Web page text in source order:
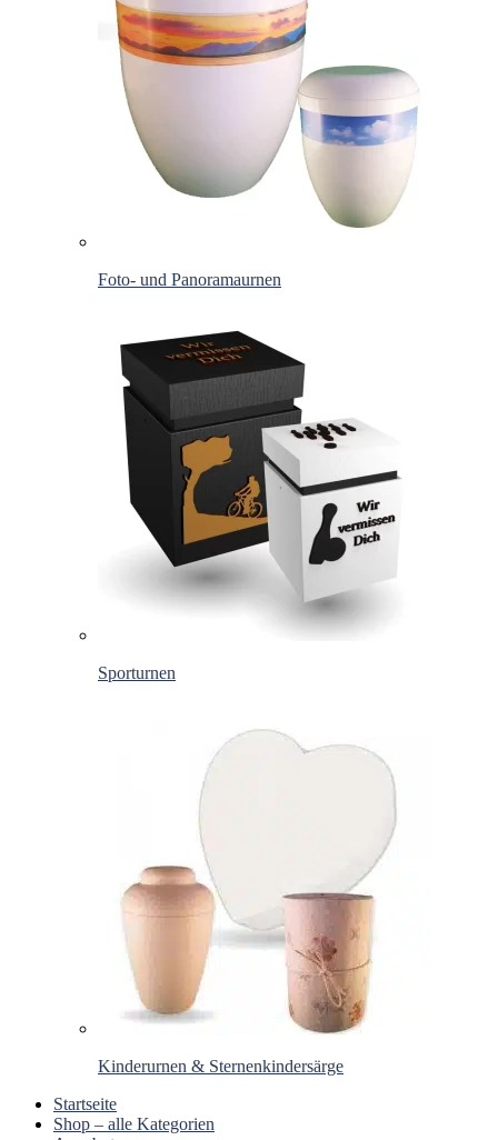
Foto- und Panoramaurnen
Sporturnen
Kinderurnen & Sternenkindersärge
Startseite
Shop – alle Kategorien